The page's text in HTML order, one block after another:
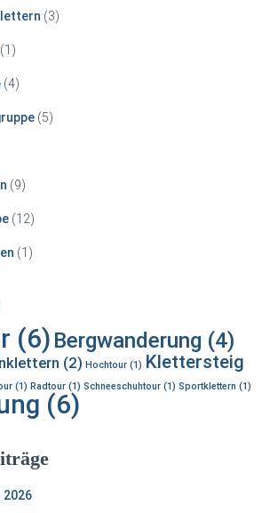
(3)
(1)
(4)
(5)
(9)
(12)
(1)
(6) Bergwanderung (4)
(2) Hochtour (1) Klettersteig
(1) Radtour (1) Schneeschuhtour (1) Sportklettern (1)
(6)